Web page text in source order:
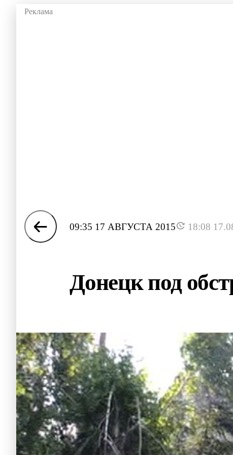
09:35 17 АВГУСТА 2015 18:08
Донецк под